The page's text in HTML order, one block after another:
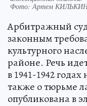
Фото: Артем
Арбитражный
законным
культурного
районе. Речь
в 1941-1942
также о тюрьме
опубликована в